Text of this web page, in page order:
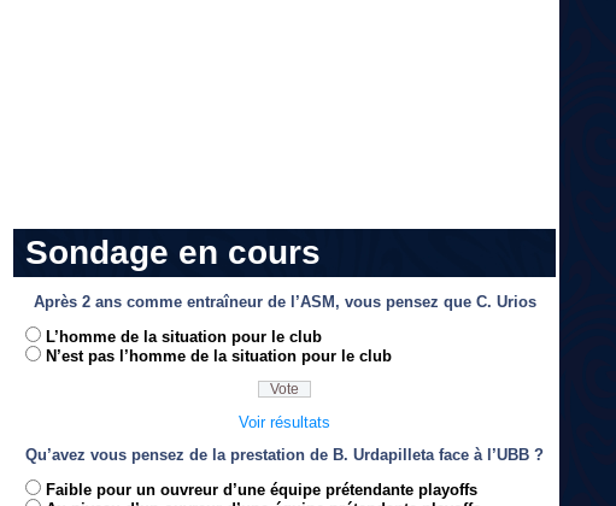
Sondage en cours
Après 2 ans comme entraîneur de l’ASM, vous pensez que C. Urios
L’homme de la situation pour le club
N’est pas l’homme de la situation pour le club
Voir résultats
Qu’avez vous pensez de la prestation de B. Urdapilleta face à l’UBB ?
Faible pour un ouvreur d’une équipe prétendante playoffs